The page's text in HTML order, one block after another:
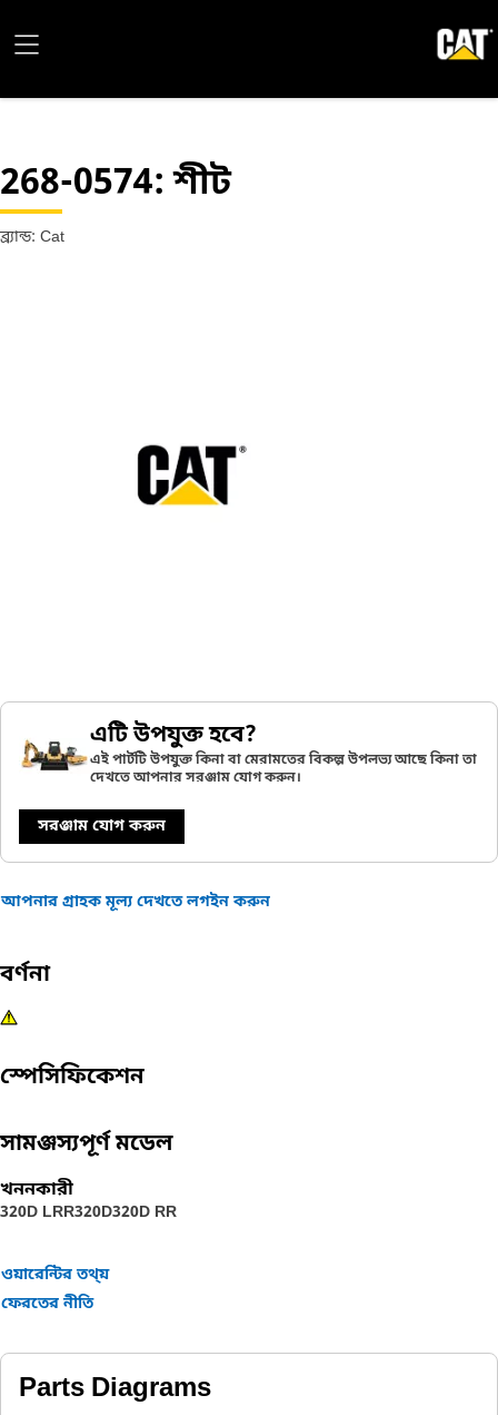
268-0574: শীট
ব্র্যান্ড: Cat
এটি উপযুক্ত হবে?
এই পার্টটি উপযুক্ত কিনা বা মেরামতের বিকল্প উপলভ্য আছে কিনা তা
দেখতে আপনার সরঞ্জাম যোগ করুন।
সরঞ্জাম যোগ করুন
আপনার গ্রাহক মূল্য দেখতে লগইন করুন
বর্ণনা
স্পেসিফিকেশন
সামঞ্জস্যপূর্ণ মডেল
খননকারী
320D LRR320D320D RR
ওয়ারেন্টির তথ্য়
ফেরতের নীতি
Parts Diagrams